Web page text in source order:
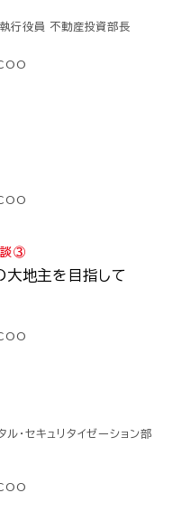
行役員 不動産投資部長
談③
大地主を 目指して
・セキュリタイゼーション部